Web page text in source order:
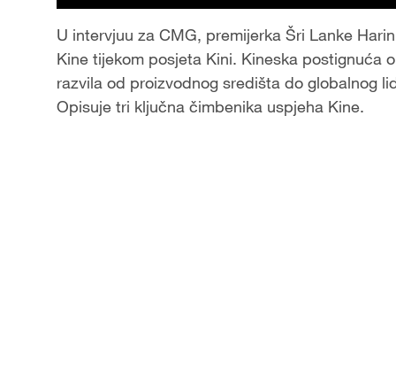
l
a
y
U intervjuu za CMG, premijerka Šri Lanke
Kine tijekom posjeta Kini. Kineska postignuća
razvila od proizvodnog središta do globalnog
Opisuje tri ključna čimbenika uspjeha Kine.